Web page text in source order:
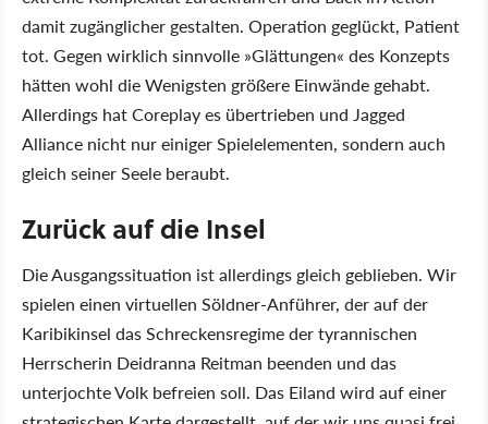
damit zugänglicher gestalten. Operation geglückt, Patient
tot. Gegen wirklich sinnvolle »Glättungen« des Konzepts
hätten wohl die Wenigsten größere Einwände gehabt.
Allerdings hat Coreplay es übertrieben und Jagged
Alliance nicht nur einiger Spielelementen, sondern auch
gleich seiner Seele beraubt.
Zurück auf die Insel
Die Ausgangssituation ist allerdings gleich geblieben. Wir
spielen einen virtuellen Söldner-Anführer, der auf der
Karibikinsel das Schreckensregime der tyrannischen
Herrscherin Deidranna Reitman beenden und das
unterjochte Volk befreien soll. Das Eiland wird auf einer